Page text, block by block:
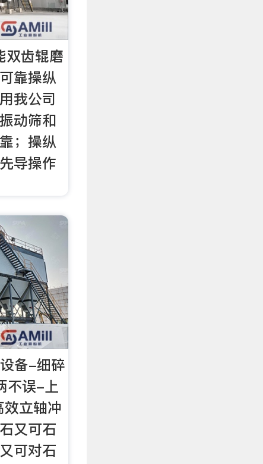
双齿辊磨
靠操纵
我公司
动筛和
；操纵
导操作
备-细碎
不误-上
立轴冲
又可石
可对石